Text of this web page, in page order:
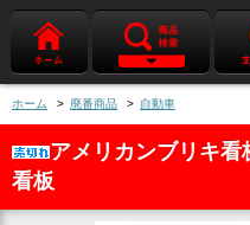
ホーム > 廃番商品 > 自動車
アメリカンブリキ
看板